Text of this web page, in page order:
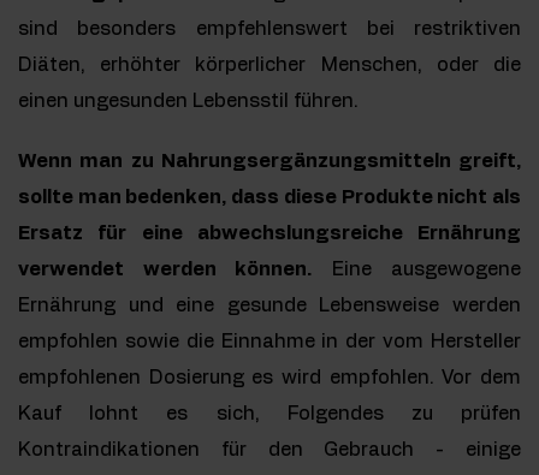
sind besonders empfehlenswert bei restriktiven
Diäten, erhöhter körperlicher Menschen, oder die
einen ungesunden Lebensstil führen.
Wenn man zu Nahrungsergänzungsmitteln greift,
sollte man bedenken, dass diese Produkte nicht als
Ersatz für eine abwechslungsreiche Ernährung
verwendet werden können. Eine ausgewogene
Ernährung und eine gesunde Lebensweise werden
empfohlen sowie die Einnahme in der vom Hersteller
empfohlenen Dosierung es wird empfohlen. Vor dem
Kauf lohnt es sich, Folgendes zu prüfen
Kontraindikationen für den Gebrauch - einige